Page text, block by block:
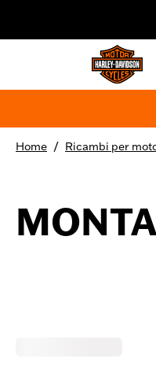
Home / Ricambi per